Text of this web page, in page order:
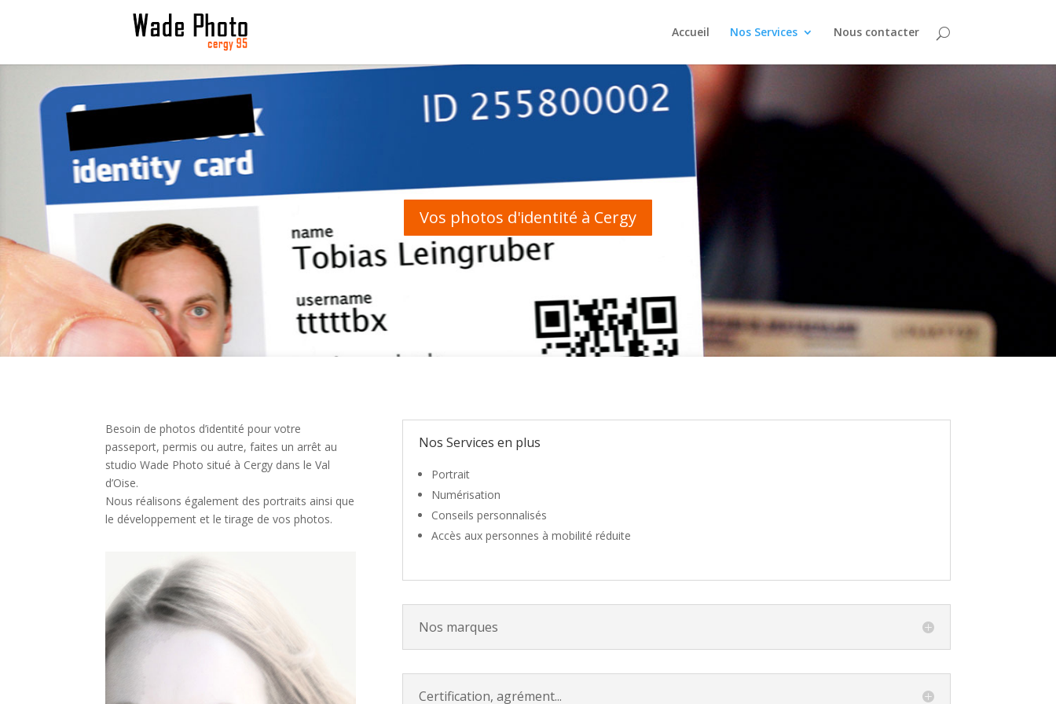
Accueil Nos Services Nous contacter
Vos photos d'identité à Cergy
Besoin de photos d’identité pour votre
passeport, permis ou autre, faites un arrêt au
studio Wade Photo situé à Cergy dans le Val
d’Oise.
Nous réalisons également des portraits ainsi que
le développement et le tirage de vos photos.
Nos Services en plus
Portrait
Numérisation
Conseils personnalisés
Accès aux personnes à mobilité réduite
Nos marques
Certification, agrément...